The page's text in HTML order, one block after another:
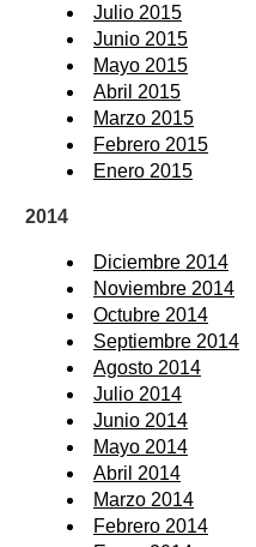
Julio 2015
Junio 2015
Mayo 2015
Abril 2015
Marzo 2015
Febrero 2015
Enero 2015
2014
Diciembre 2014
Noviembre 2014
Octubre 2014
Septiembre 2014
Agosto 2014
Julio 2014
Junio 2014
Mayo 2014
Abril 2014
Marzo 2014
Febrero 2014